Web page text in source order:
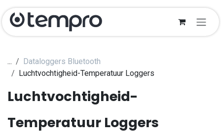
Zum Inhalt springen
...
Dataloggers Bluetooth
Luchtvochtigheid-Temperatuur Loggers
Luchtvochtigheid-
Temperatuur Loggers